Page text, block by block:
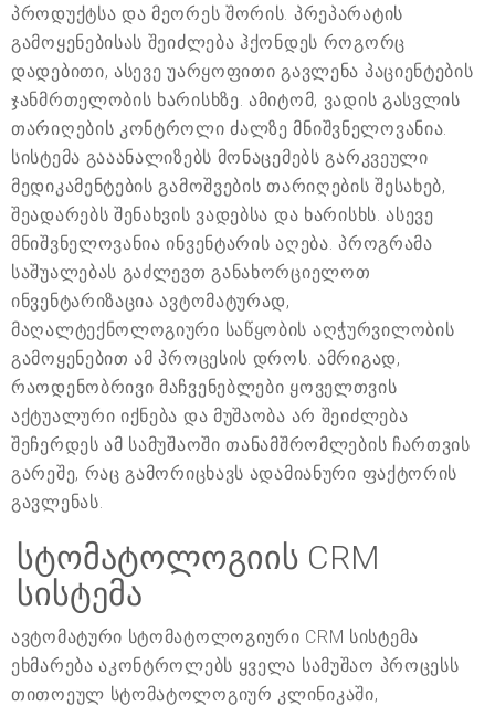
პროდუქტსა და მეორეს შორის. პრეპარატის
გამოყენებისას შეიძლება ჰქონდეს როგორც
დადებითი, ასევე უარყოფითი გავლენა პაციენტების
ჯანმრთელობის ხარისხზე. ამიტომ, ვადის გასვლის
თარიღების კონტროლი ძალზე მნიშვნელოვანია.
სისტემა გააანალიზებს მონაცემებს გარკვეული
მედიკამენტების გამოშვების თარიღების შესახებ,
შეადარებს შენახვის ვადებსა და ხარისხს. ასევე
მნიშვნელოვანია ინვენტარის აღება. პროგრამა
საშუალებას გაძლევთ განახორციელოთ
ინვენტარიზაცია ავტომატურად,
მაღალტექნოლოგიური საწყობის აღჭურვილობის
გამოყენებით ამ პროცესის დროს. ამრიგად,
რაოდენობრივი მაჩვენებლები ყოველთვის
აქტუალური იქნება და მუშაობა არ შეიძლება
შეჩერდეს ამ სამუშაოში თანამშრომლების ჩართვის
გარეშე, რაც გამორიცხავს ადამიანური ფაქტორის
გავლენას.
სტომატოლოგიის CRM
სისტემა
ავტომატური სტომატოლოგიური CRM სისტემა
ეხმარება აკონტროლებს ყველა სამუშაო პროცესს
თითოეულ სტომატოლოგიურ კლინიკაში,